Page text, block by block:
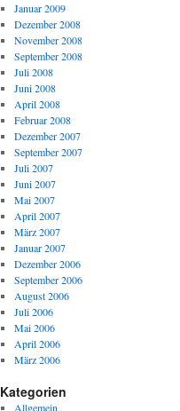
Januar 2009
Dezember 2008
November 2008
September 2008
Juli 2008
Juni 2008
April 2008
Februar 2008
Dezember 2007
September 2007
Juli 2007
Juni 2007
Mai 2007
April 2007
März 2007
Januar 2007
Dezember 2006
September 2006
August 2006
Juli 2006
Mai 2006
April 2006
März 2006
Kategorien
Allgemein